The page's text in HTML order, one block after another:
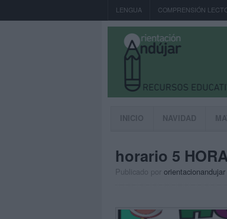
LENGUA COMPRENSIÓN
INICIO NAVIDAD
horario 5
Publicado por orientacionandujar